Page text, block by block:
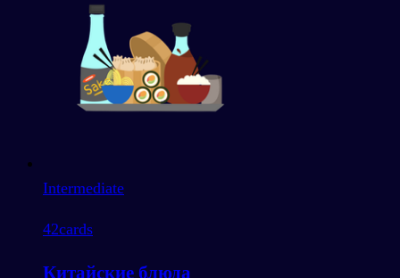
Intermediate
42cards
Китайские блюда